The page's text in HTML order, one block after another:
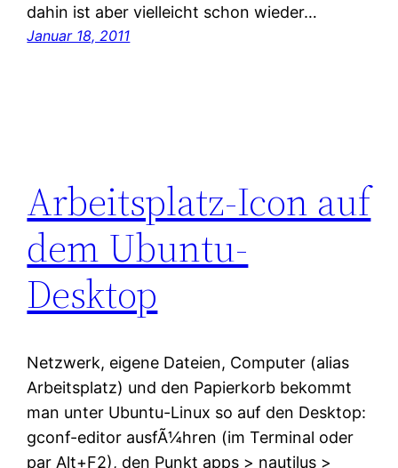
dahin ist aber vielleicht schon wieder…
Januar 18, 2011
Arbeitsplatz-Icon auf
dem Ubuntu-
Desktop
Netzwerk, eigene Dateien, Computer (alias
Arbeitsplatz) und den Papierkorb bekommt
man unter Ubuntu-Linux so auf den Desktop:
gconf-editor ausfÃ¼hren (im Terminal oder
par Alt+F2), den Punkt apps > nautilus >